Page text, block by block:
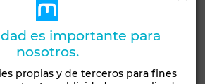
es importante para
nosotros.
propias y de terceros para fines